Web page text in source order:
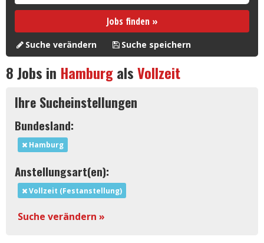
Jobs finden »
Suche verändern Suche speichern
8Jobs in HamburgalsVollzeit
Ihre Sucheinstellungen
Bundesland:
Hamburg
Anstellungsart(en):
Vollzeit (Festanstellung)
Suche verändern »